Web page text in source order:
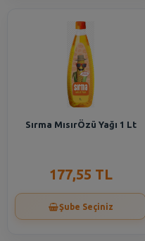
Sırma MısırÖzü Yağı 1 Lt
177,55 TL
Şube Seçiniz